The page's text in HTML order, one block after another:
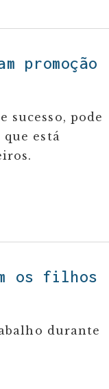
promoção
sucesso, pode
está
os filhos
durante